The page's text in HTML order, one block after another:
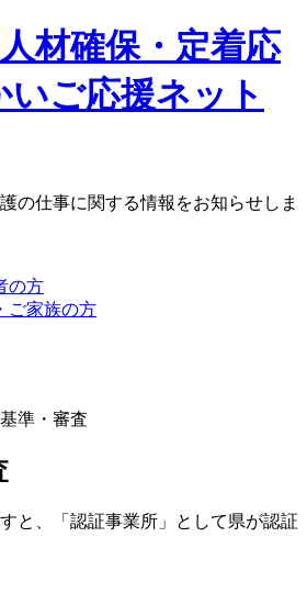
材確保・定着応
ご応援ネット
の仕事に関する情報をお知らせしま
の方
ご家族の方
準・審査
と、「認証事業所」として県が認証